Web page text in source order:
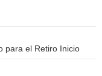
para el Retiro Inicio